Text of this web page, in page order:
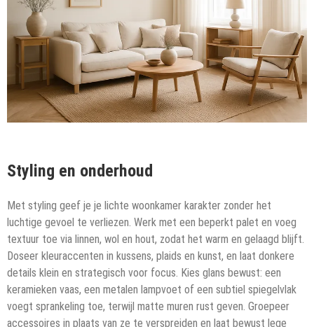
Styling en onderhoud
Met styling geef je je lichte woonkamer karakter zonder het
luchtige gevoel te verliezen. Werk met een beperkt palet en voeg
textuur toe via linnen, wol en hout, zodat het warm en gelaagd blijft.
Doseer kleuraccenten in kussens, plaids en kunst, en laat donkere
details klein en strategisch voor focus. Kies glans bewust: een
keramieken vaas, een metalen lampvoet of een subtiel spiegelvlak
voegt sprankeling toe, terwijl matte muren rust geven. Groepeer
accessoires in plaats van ze te verspreiden en laat bewust lege